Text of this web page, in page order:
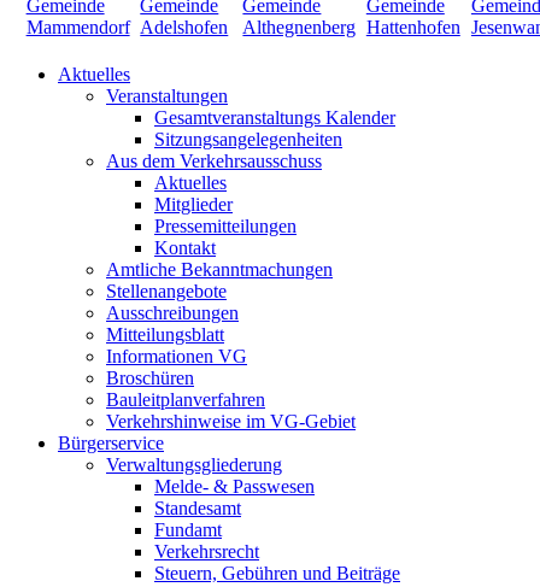
Aktuelles
Veranstaltungen
Gesamtveranstaltungs Kalender
Sitzungsangelegenheiten
Aus dem Verkehrsausschuss
Aktuelles
Mitglieder
Pressemitteilungen
Kontakt
Amtliche Bekanntmachungen
Stellenangebote
Ausschreibungen
Mitteilungsblatt
Informationen VG
Broschüren
Bauleitplanverfahren
Verkehrshinweise im VG-Gebiet
Bürgerservice
Verwaltungsgliederung
Melde- & Passwesen
Standesamt
Fundamt
Verkehrsrecht
Steuern, Gebühren und Beiträge